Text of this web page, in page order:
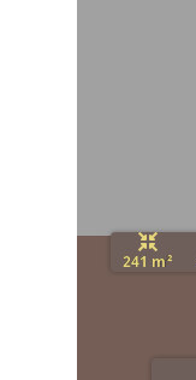
241 m²